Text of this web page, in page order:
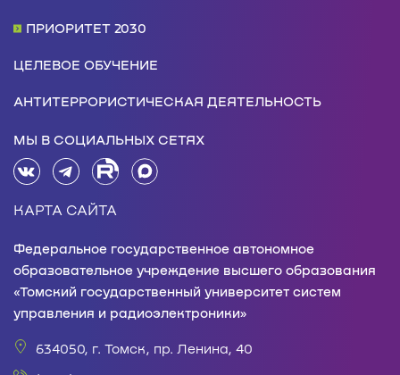
ПРИОРИТЕТ 2030
ЦЕЛЕВОЕ ОБУЧЕНИЕ
АНТИТЕРРОРИСТИЧЕСКАЯ ДЕЯТЕЛЬНОСТЬ
МЫ В СОЦИАЛЬНЫХ СЕТЯХ
КАРТА САЙТА
Федеральное государственное автономное
образовательное учреждение высшего образования
«Томский государственный университет систем
управления и радиоэлектроники»
634050, г. Томск, пр. Ленина, 40